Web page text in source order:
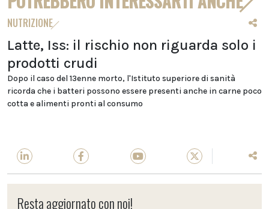
NUTRIZIONE
Latte, Iss: il rischio non riguarda solo i
prodotti crudi
Dopo il caso del 13enne morto, l'Istituto superiore di sanità
ricorda che i batteri possono essere presenti anche in carne poco
cotta e alimenti pronti al consumo
Resta aggiornato con noi!